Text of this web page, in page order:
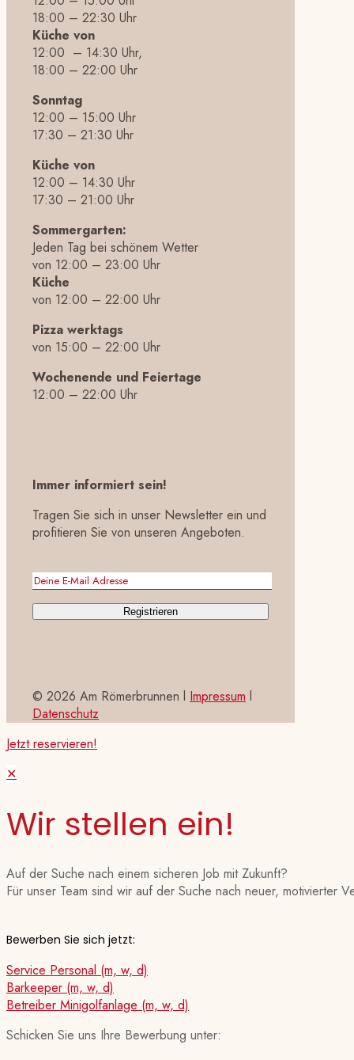
18:00 – 22:30 Uhr
Küche von
12:00 – 14:30 Uhr,
18:00 – 22:00 Uhr
Sonntag
12:00 – 15:00 Uhr
17:30 – 21:30 Uhr
Küche von
12:00 – 14:30 Uhr
17:30 – 21:00 Uhr
Sommergarten:
Jeden Tag bei schönem Wetter
von 12:00 – 23:00 Uhr
Küche
von 12:00 – 22:00 Uhr
Pizza werktags
von 15:00 – 22:00 Uhr
Wochenende und Feiertage
12:00 – 22:00 Uhr
Immer informiert sein!
Tragen Sie sich in unser Newsletter ein und
profitieren Sie von unseren Angeboten.
© 2026 Am Römerbrunnen l Impressum l
Datenschutz
Jetzt reservieren!
✕
Wir stellen ein!
Auf der Suche nach einem sicheren Job mit Zukunft?
Für unser Team sind wir auf der Suche nach neuer, motivierter
Bewerben Sie sich jetzt:
Service Personal (m, w, d)
Barkeeper (m, w, d)
Betreiber Minigolfanlage (m, w, d)
Schicken Sie uns Ihre Bewerbung unter: